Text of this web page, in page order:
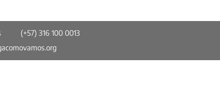
(+57) 316 100 0013